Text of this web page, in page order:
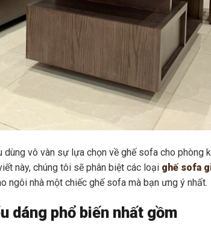
vô vàn sự lựa chọn về ghế sofa cho phòng
này, chúng tôi sẽ phân biệt các loại ghế sofa
ngôi nhà một chiếc ghế sofa mà bạn ưng ý nhất.
dáng phổ biến nhất gồm